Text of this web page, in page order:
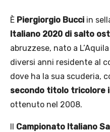
È Piergiorgio Bucci in
Italiano 2020 di salto
abruzzese, nato a
diversi anni residente al
dove ha la sua scuderia,
secondo titolo tricolore
ottenuto nel 2008.
Il Campionato Italiano